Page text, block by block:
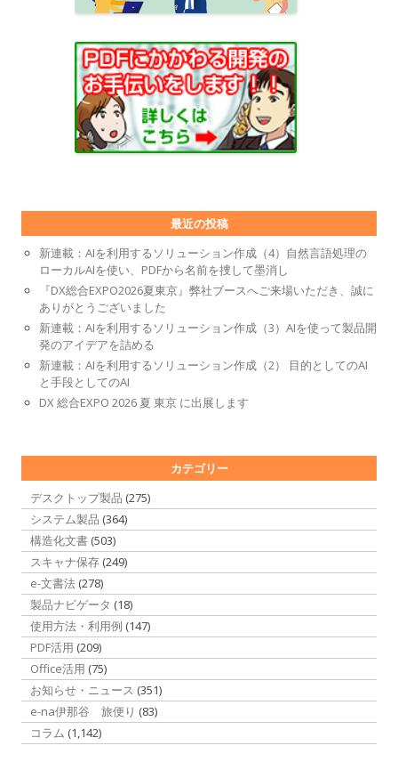
最近の投稿
新連載：AIを利用するソリューション作成（4）自然言語処理の
ローカルAIを使い、PDFから名前を捜して墨消し
『DX総合EXPO2026夏東京』弊社ブースへご来場いただき、誠に
ありがとうございました
新連載：AIを利用するソリューション作成（3）AIを使って製品開
発のアイデアを詰める
新連載：AIを利用するソリューション作成（2） 目的としてのAI
と手段としてのAI
DX 総合EXPO 2026 夏 東京 に出展します
カテゴリー
デスクトップ製品 (275)
システム製品 (364)
構造化文書 (503)
スキャナ保存 (249)
e-文書法 (278)
製品ナビゲータ (18)
使用方法・利用例 (147)
PDF活用 (209)
Office活用 (75)
お知らせ・ニュース (351)
e-na伊那谷 旅便り (83)
コラム (1,142)